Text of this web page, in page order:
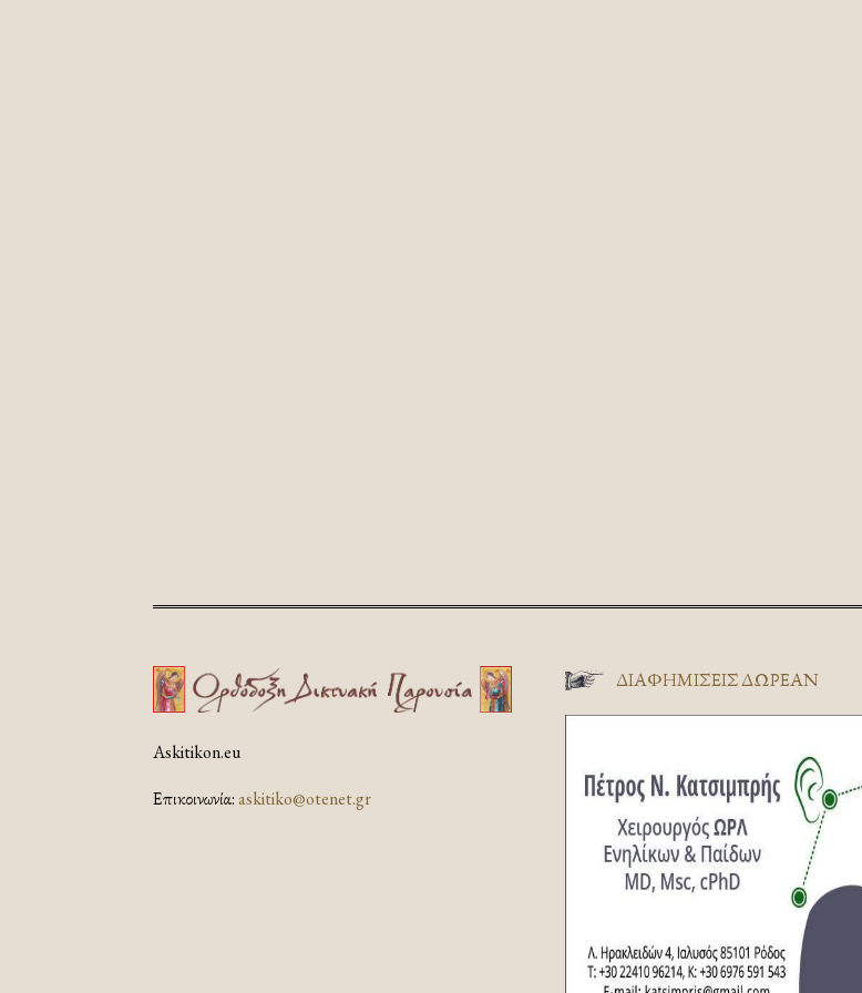
Askitikon.eu
Επικοινωνία:askitiko@otenet.gr
ΔΙΑΦΗΜΊΣΕΙΣ ΔΩΡΕΆΝ